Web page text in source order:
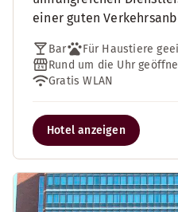
einer guten
Bar Für Haustiere
Rund um die Uhr
Gratis WLAN
Hotel anzeigen